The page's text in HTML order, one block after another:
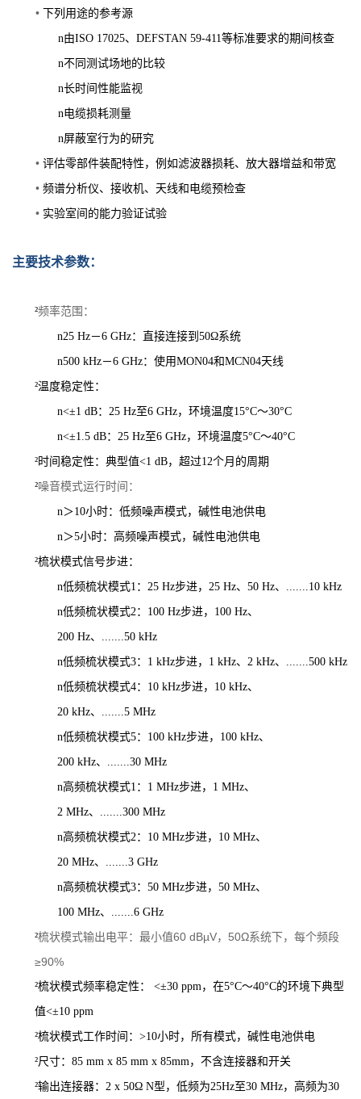
• 下列用途的参考源
n由ISO 17025、DEFSTAN 59-411等标准要求的期间核查
n不同测试场地的比较
n长时间性能监视
n电缆损耗测量
n屏蔽室行为的研究
• 评估零部件装配特性，例如滤波器损耗、放大器增益和带宽
• 频谱分析仪、接收机、天线和电缆预检查
• 实验室间的能力验证试验
主要技术参数：
²频率范围：
n25 Hz－6 GHz：直接连接到50Ω系统
n500 kHz－6 GHz：使用MON04和MCN04天线
²温度稳定性：
n<±1 dB：25 Hz至6 GHz，环境温度15°C～30°C
n<±1.5 dB：25 Hz至6 GHz，环境温度5°C～40°C
²时间稳定性：典型值<1 dB，超过12个月的周期
²噪音模式运行时间：
n＞10小时：低频噪声模式，碱性电池供电
n＞5小时：高频噪声模式，碱性电池供电
²梳状模式信号步进：
n低频梳状模式1：25 Hz步进，25 Hz、50 Hz、.......10 kHz
n低频梳状模式2：100 Hz步进，100 Hz、
200 Hz、.......50 kHz
n低频梳状模式3：1 kHz步进，1 kHz、2 kHz、.......500 kHz
n低频梳状模式4：10 kHz步进，10 kHz、
20 kHz、.......5 MHz
n低频梳状模式5：100 kHz步进，100 kHz、
200 kHz、.......30 MHz
n高频梳状模式1：1 MHz步进，1 MHz、
2 MHz、.......300 MHz
n高频梳状模式2：10 MHz步进，10 MHz、
20 MHz、.......3 GHz
n高频梳状模式3：50 MHz步进，50 MHz、
100 MHz、.......6 GHz
²梳状模式输出电平：最小值60 dBµV，50Ω系统下，每个频段
≥90%
²梳状模式频率稳定性： <±30 ppm，在5°C～40°C的环境下典型
值<±10 ppm
²梳状模式工作时间：>10小时，所有模式，碱性电池供电
²尺寸：85 mm x 85 mm x 85mm，不含连接器和开关
²输出连接器：2 x 50Ω N型，低频为25Hz至30 MHz，高频为30